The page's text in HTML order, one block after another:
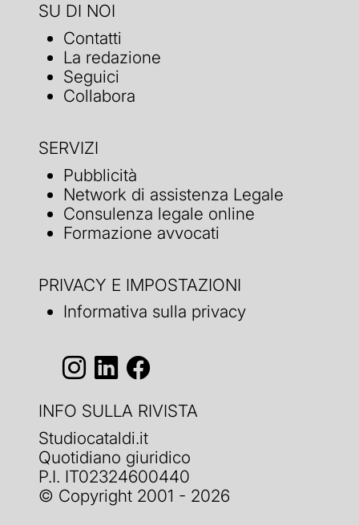
SU DI NOI
Contatti
La redazione
Seguici
Collabora
SERVIZI
Pubblicità
Network di assistenza Legale
Consulenza legale online
Formazione avvocati
PRIVACY E IMPOSTAZIONI
Informativa sulla privacy
INFO SULLA RIVISTA
Studiocataldi.it
Quotidiano giuridico
P.I. IT02324600440
© Copyright 2001 - 2026